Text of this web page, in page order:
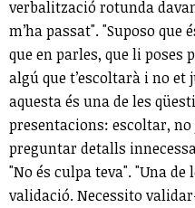
verbalització rotunda
m’ha passat". "Suposo
que en parles, que li
algú que t’escoltarà i no
aquesta és una de les
presentacions: escoltar,
preguntar detalls
"No és culpa teva". "Una de
validació. Necessito